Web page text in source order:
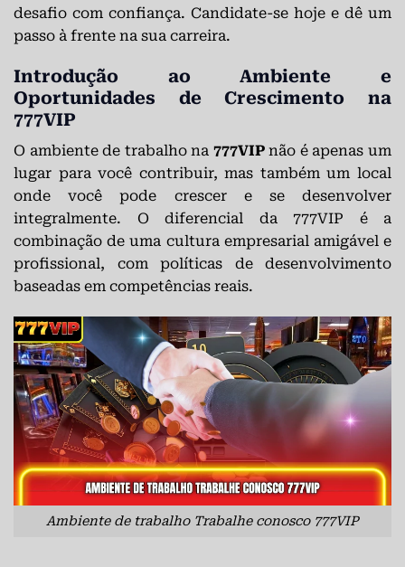
desafio com confiança. Candidate-se hoje e dê um
passo à frente na sua carreira.
Introdução ao Ambiente e
Oportunidades de Crescimento na
777VIP
O ambiente de trabalho na 777VIPnão é apenas um
lugar para você contribuir, mas também um local
onde você pode crescer e se desenvolver
integralmente. O diferencial da 777VIP é a
combinação de uma cultura empresarial amigável e
profissional, com políticas de desenvolvimento
baseadas em competências reais.
Ambiente de trabalho Trabalhe conosco 777VIP